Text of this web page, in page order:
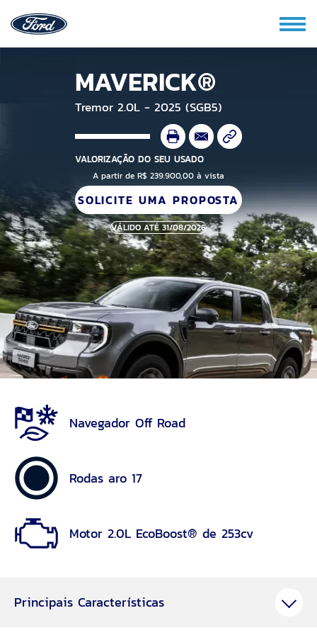
MAVERICK®
Tremor 2.0L - 2025 (SGB5)
VALORIZAÇÃO DO SEU USADO
A partir de R$ 239.900,00 à vista
SOLICITE UMA PROPOSTA
VÁLIDO ATÉ 31/08/2026
Navegador Off Road
Rodas aro 17
Motor 2.0L EcoBoost® de 253cv
Principais Características